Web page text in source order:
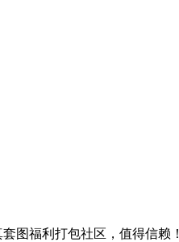
图福利打包社区，值得信赖！